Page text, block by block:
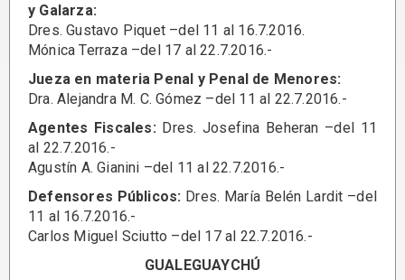
y Galarza:
Dres. Gustavo Piquet –del 11 al 16.7.2016.
Mónica Terraza –del 17 al 22.7.2016.-
Jueza en materia Penal y Penal de Menores:
Dra. Alejandra M. C. Gómez –del 11 al 22.7.2016.-
Agentes Fiscales: Dres. Josefina Beheran –del 11
al 22.7.2016.-
Agustín A. Gianini –del 11 al 22.7.2016.-
Defensores Públicos: Dres. María Belén Lardit –del
11 al 16.7.2016.-
Carlos Miguel Sciutto –del 17 al 22.7.2016.-
GUALEGUAYCHÚ